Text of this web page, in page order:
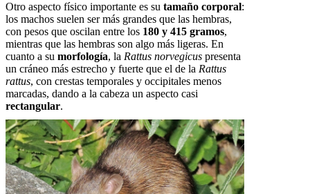
Otro aspecto físico importante es su tamaño corporal:
los machos suelen ser más grandes que las hembras,
con pesos que oscilan entre los 180 y 415 gramos,
mientras que las hembras son algo más ligeras. En
cuanto a su morfología, la Rattus norvegicus presenta
un cráneo más estrecho y fuerte que el de la Rattus
rattus, con crestas temporales y occipitales menos
marcadas, dando a la cabeza un aspecto casi
rectangular.